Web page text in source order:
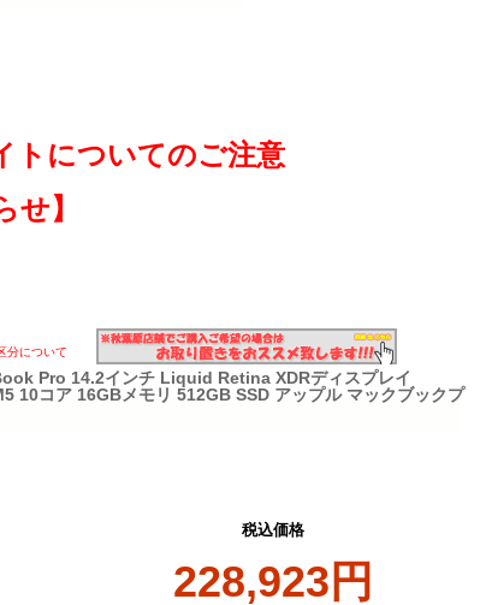
トについてのご注意
せ】
分について
Pro 14.2インチ Liquid Retina XDRディスプレイ
10コア 16GBメモリ 512GB SSD アップル マックブックプ
税込価格
228,923円